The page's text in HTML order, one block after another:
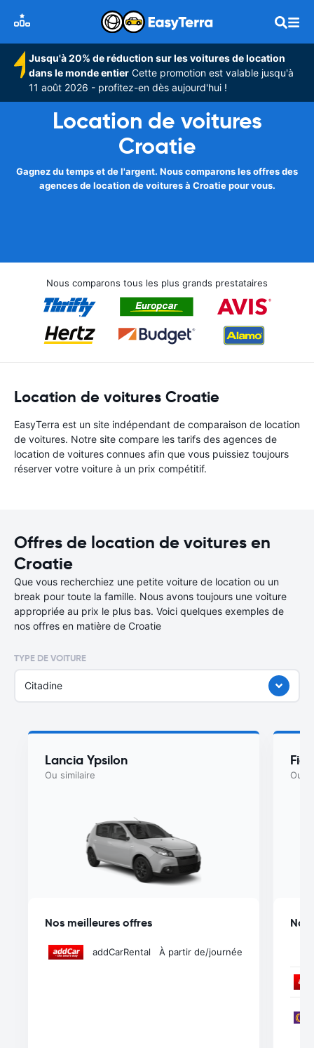
Jusqu'à 20% de réduction sur les voitures de location
dans le monde entier Cette promotion est valable jusqu'à
11 août 2026 - profitez-en dès aujourd'hui !
Location de voitures
Croatie
Gagnez du temps et de l'argent. Nous comparons les offres des
agences de location de voitures à Croatie pour vous.
Nous comparons tous les plus grands prestataires
Location de voitures Croatie
EasyTerra est un site indépendant de comparaison de location
de voitures. Notre site compare les tarifs des agences de
location de voitures connues afin que vous puissiez toujours
réserver votre voiture à un prix compétitif.
Offres de location de voitures en
Croatie
Que vous recherchiez une petite voiture de location ou un
break pour toute la famille. Nous avons toujours une voiture
appropriée au prix le plus bas. Voici quelques exemples de
nos offres en matière de Croatie
TYPE DE VOITURE
Citadine
Lancia Ypsilon
Ou similaire
Nos meilleures offres
addCarRental À partir de/journée
Ou
Nos